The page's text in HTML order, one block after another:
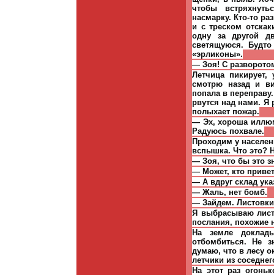
чтобы
насмарку. Кто-то
и с треском
одну за другой
светящуюся.
«эрликоны».
— Зоя! С
Летчица пикирует,
смотрю назад и
попала в
рвутся над нами. Я
полыхает пожар.
— Эх, хороша
Радуюсь похвале.
Проходим у
вспышка. Что это?
— Зоя, что бы это
— Может, кто
— А вдруг склад
— Жаль, нет бомб.
— Зайдем.
Я выбрасываю
послания, похожие
На земле
отбомбиться. Не
думаю, что в лесу
летчики из
На этот раз